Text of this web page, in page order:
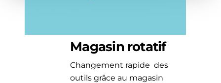
Magasin rotatif
Changement rapide des
outils grâce au magasin